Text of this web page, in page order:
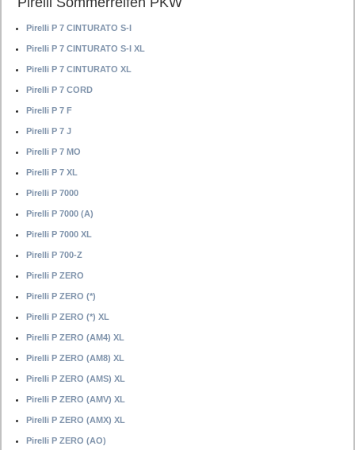
Pirelli P 7 CINTURATO S-I
Pirelli P 7 CINTURATO S-I XL
Pirelli P 7 CINTURATO XL
Pirelli P 7 CORD
Pirelli P 7 F
Pirelli P 7 J
Pirelli P 7 MO
Pirelli P 7 XL
Pirelli P 7000
Pirelli P 7000 (A)
Pirelli P 7000 XL
Pirelli P 700-Z
Pirelli P ZERO
Pirelli P ZERO (*)
Pirelli P ZERO (*) XL
Pirelli P ZERO (AM4) XL
Pirelli P ZERO (AM8) XL
Pirelli P ZERO (AMS) XL
Pirelli P ZERO (AMV) XL
Pirelli P ZERO (AMX) XL
Pirelli P ZERO (AO)